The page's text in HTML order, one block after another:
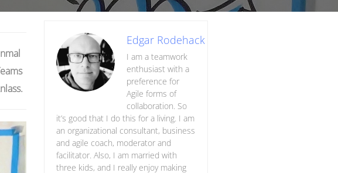
Edgar Rodehack
I am a teamwork
enthusiast with a
preference for
Agile forms of
collaboration. So
it’s good that I do this for a living. I am
an organizational consultant, business
and agile coach, moderator and
facilitator. Also, I am married with
three kids, and I really enjoy making